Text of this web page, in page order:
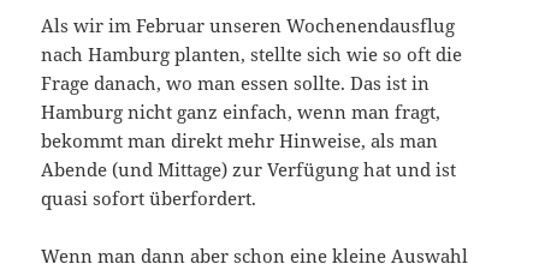
Als wir im Februar unseren Wochenendausflug
nach Hamburg planten, stellte sich wie so oft die
Frage danach, wo man essen sollte. Das ist in
Hamburg nicht ganz einfach, wenn man fragt,
bekommt man direkt mehr Hinweise, als man
Abende (und Mittage) zur Verfügung hat und ist
quasi sofort überfordert.
Wenn man dann aber schon eine kleine Auswahl